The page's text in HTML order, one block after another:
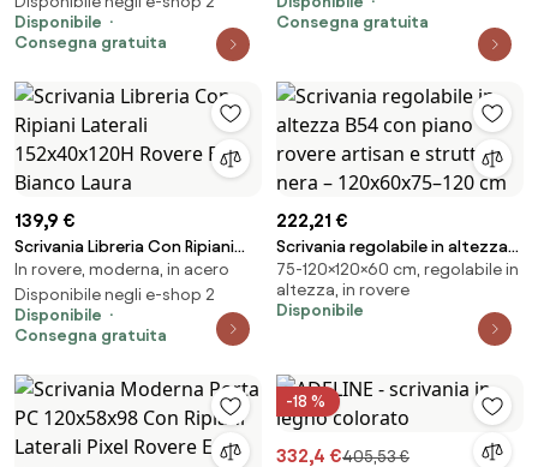
Disponibile
Consegna gratuita
Consegna gratuita
139,9 €
Scrivania Libreria Con Ripiani
Laterali 152x40x120H Rovere E
Bianco Laura
In rovere, moderna, in acero
Disponibile negli e-shop 2
Disponibile
Consegna gratuita
222,21 €
Scrivania regolabile in altezza
B54 con piano rovere artisan e
struttura nera – 120x60x75–
120 cm
75-120×120×60 cm, regolabile in
altezza, in rovere
Disponibile
-18 %
332,4 €405,53 €